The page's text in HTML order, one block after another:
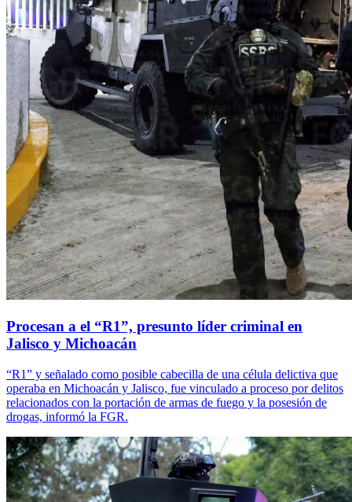
Procesan a el “R1”, presunto líder criminal en
Jalisco y Michoacán
“R1” y señalado como posible cabecilla de una célula delictiva que
operaba en Michoacán y Jalisco, fue vinculado a proceso por delitos
relacionados con la portación de armas de fuego y la posesión de
drogas, informó la FGR.